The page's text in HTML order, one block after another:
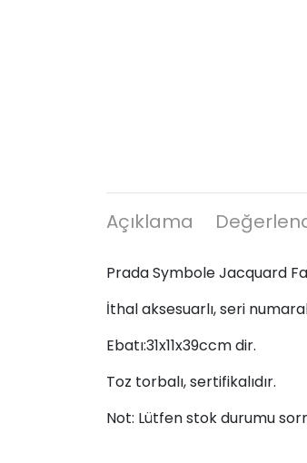
Açıklama
Prada Symbole Jacquard
İthal aksesuarlı, seri
Ebatı:31x11x39ccm dir.
Toz torbalı, sertifikalıdır.
Not: Lütfen stok durumu